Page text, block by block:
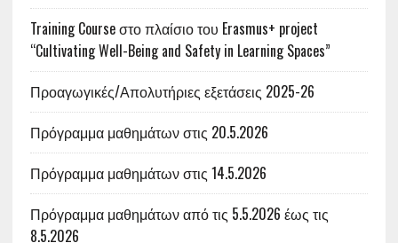
Training Course στο πλαίσιο του Erasmus+ project
“Cultivating Well-Being and Safety in Learning Spaces”
Προαγωγικές/Απολυτήριες εξετάσεις 2025-26
Πρόγραμμα μαθημάτων στις 20.5.2026
Πρόγραμμα μαθημάτων στις 14.5.2026
Πρόγραμμα μαθημάτων από τις 5.5.2026 έως τις
8.5.2026